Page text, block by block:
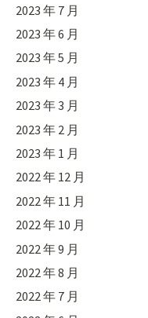
2023 年 7 月
2023 年 6 月
2023 年 5 月
2023 年 4 月
2023 年 3 月
2023 年 2 月
2023 年 1 月
2022 年 12 月
2022 年 11 月
2022 年 10 月
2022 年 9 月
2022 年 8 月
2022 年 7 月